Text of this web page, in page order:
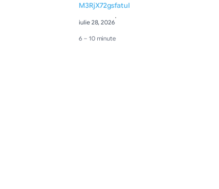
M3RjX72gsfatul
iulie 28, 2026
·
6 – 10 minute